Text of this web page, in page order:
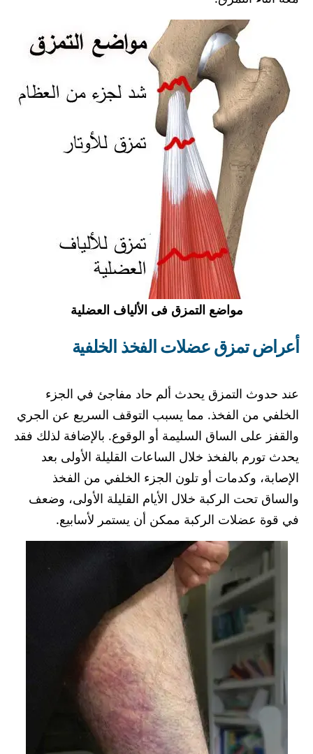
مواضع التمزق فى الألياف العضلية
أعراض تمزق عضلات الفخذ الخلفية
عند حدوث التمزق يحدث ألم حاد مفاجئ في الجزء
الخلفي من الفخذ. مما يسبب التوقف السريع عن الجري
والقفز على الساق السليمة أو الوقوع. بالإضافة لذلك فقد
يحدث تورم بالفخذ خلال الساعات القليلة الأولى بعد
الإصابة، وكدمات أو تلون الجزء الخلفي من الفخذ
والساق تحت الركبة خلال الأيام القليلة الأولى، وضعف
في قوة عضلات الركبة ممكن أن يستمر لأسابيع.